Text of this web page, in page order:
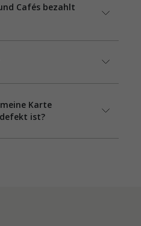
Cafés bezahlt
Karte
ist?